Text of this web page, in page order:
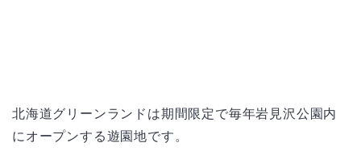
北海道グリーンランドは期間限定で毎年岩見沢公園内
にオープンする遊園地です。